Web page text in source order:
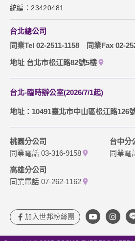
隱私權保護政策
統編：23420481
台北總公司
同業Tel 02-2511-1158
同業Fax 02-
地址 台北市松江路82號5樓
台北-臨時辦公室(2026/7/1起)
地址：10491臺北市中山區松江路126
桃園分公司
同業電話 03-316-9158
台中分
同業電
高雄分公司
同業電話 07-262-1162